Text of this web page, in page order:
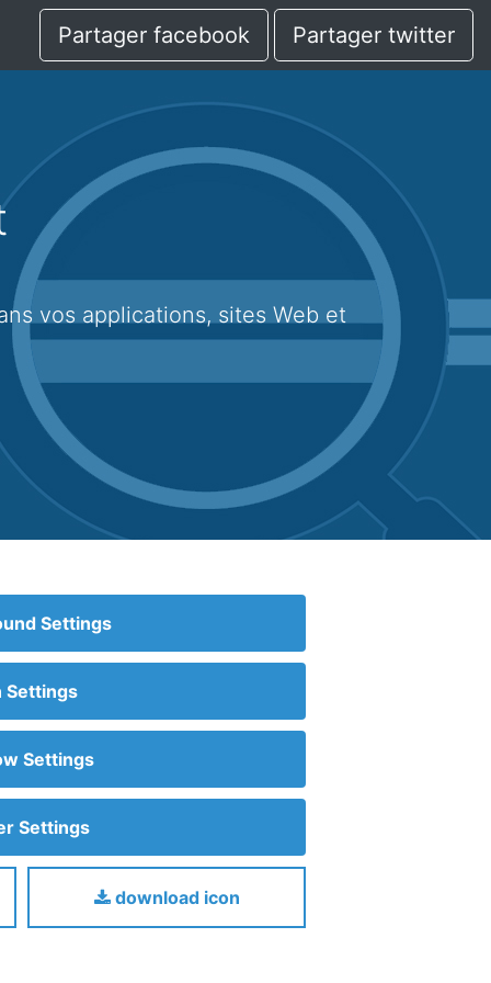
Partager facebook Partager twitter
Settings
Settings
Settings
Settings
download icon